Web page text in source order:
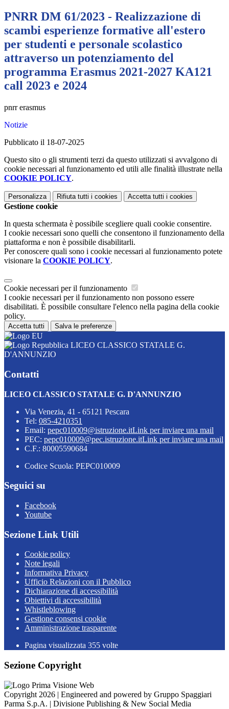
PNRR DM 61/2023 - Realizzazione di
scambi esperienze formative all'estero
per studenti e personale scolastico
attraverso un potenziamento del
programma Erasmus 2021-2027 KA121
call 2023 e 2024
pnrr erasmus
Notizie
Pubblicato il 18-07-2025
Questo sito o gli strumenti terzi da questo utilizzati si avvalgono di
cookie necessari al funzionamento ed utili alle finalità illustrate nella
COOKIE POLICY.
Personalizza Rifiuta tutti i cookies Accetta tutti i cookies
Gestione cookie
In questa schermata è possibile scegliere quali cookie consentire.
I cookie necessari sono quelli che consentono il funzionamento della
piattaforma e non è possibile disabilitarli.
Per conoscere quali sono i cookie necessari al funzionamento potete
visionare la COOKIE POLICY.
Cookie necessari per il funzionamento
I cookie necessari per il funzionamento non possono essere
disabilitati. È possibile consultare l'elenco nella pagina della cookie
policy.
Accetta tutti Salva le preferenze
LICEO CLASSICO STATALE G.
D'ANNUNZIO
Contatti
LICEO CLASSICO STATALE G. D'ANNUNZIO
Via Venezia, 41 - 65121 Pescara
Tel: 085-4210351
Email: pepc010009@istruzione.itLink per inviare una mail
PEC: pepc010009@pec.istruzione.itLink per inviare una mail
C.F.: 80005590684
Codice Scuola: PEPC010009
Seguici su
Facebook
Youtube
Sezione Link Utili
Cookie policy
Note legali
Informativa Privacy
Ufficio Relazioni con il Pubblico
Dichiarazione di accessibilità
Obiettivi di accessibilità
Whistleblowing
Gestione consensi cookie
Amministrazione trasparente
Pagina visualizzata 355 volte
Sezione Copyright
Copyright 2026 | Engineered and powered by Gruppo Spaggiari
Parma S.p.A. | Divisione Publishing & New Social Media